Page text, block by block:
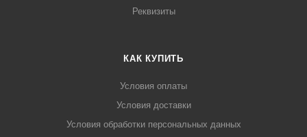
Реквизиты
КАК КУПИТЬ
Условия оплаты
Условия доставки
Условия обработки персональных данных